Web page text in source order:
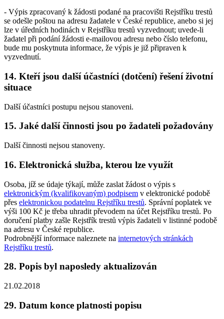
- Výpis zpracovaný k žádosti podané na pracovišti Rejstříku trestů
se odešle poštou na adresu žadatele v České republice, anebo si jej
lze v úředních hodinách v Rejstříku trestů vyzvednout; uvede-li
žadatel při podání žádosti e-mailovou adresu nebo číslo telefonu,
bude mu poskytnuta informace, že výpis je již připraven k
vyzvednutí.
14. Kteří jsou další účastníci (dotčení) řešení životní
situace
Další účastníci postupu nejsou stanoveni.
15. Jaké další činnosti jsou po žadateli požadovány
Další činnosti nejsou stanoveny.
16. Elektronická služba, kterou lze využít
Osoba, jíž se údaje týkají, může zaslat žádost o výpis s
elektronickým (kvalifikovaným) podpisem v elektronické podobě
přes elektronickou podatelnu Rejstříku trestů. Správní poplatek ve
výši 100 Kč je třeba uhradit převodem na účet Rejstříku trestů. Po
doručení platby zašle Rejstřík trestů výpis žadateli v listinné podobě
na adresu v České republice.
Podrobnější informace naleznete na internetových stránkách
Rejstříku trestů.
28. Popis byl naposledy aktualizován
21.02.2018
29. Datum konce platnosti popisu